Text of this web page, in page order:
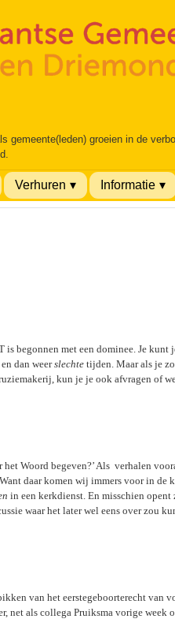
gemeente(leden) groeien in de
Verhuren Informatie
begonnen met een dominee. Je
en dan weerslechte tijden. Maar als je
kun je je ook afvragen of
het Woord begeven?’ Als verhalen
daar komen wij immers voor in
in een kerkdienst. En misschien
waar het later wel eens over zou
van het eerstegeboorterecht van
als collega Pruiksma vorige week